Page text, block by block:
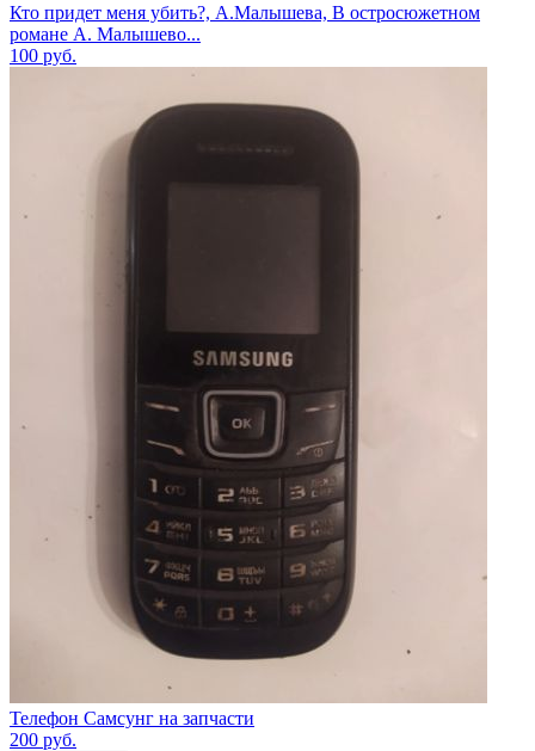
Кто придет меня убить?, А.Малышева, В остросюжетном
романе А. Малышево...
100 руб.
Телефон Самсунг на запчасти
200 руб.